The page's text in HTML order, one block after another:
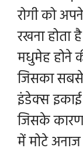
रोगी को
रखना होता
मधुमेह होने
जिसका
इंडेक्स
जिसके
में मोटे